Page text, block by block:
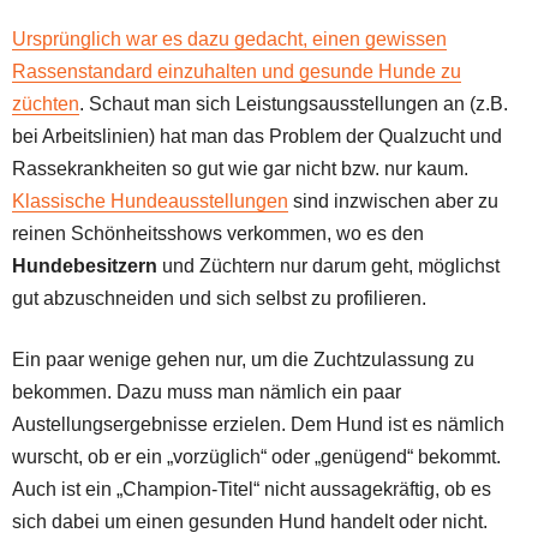
Ursprünglich war es dazu gedacht, einen gewissen
Rassenstandard einzuhalten und gesunde Hunde zu
züchten. Schaut man sich Leistungsausstellungen an (z.B.
bei Arbeitslinien) hat man das Problem der Qualzucht und
Rassekrankheiten so gut wie gar nicht bzw. nur kaum.
Klassische Hundeausstellungen sind inzwischen aber zu
reinen Schönheitsshows verkommen, wo es den
Hundebesitzern und Züchtern nur darum geht, möglichst
gut abzuschneiden und sich selbst zu profilieren.
Ein paar wenige gehen nur, um die Zuchtzulassung zu
bekommen. Dazu muss man nämlich ein paar
Austellungsergebnisse erzielen. Dem Hund ist es nämlich
wurscht, ob er ein „vorzüglich“ oder „genügend“ bekommt.
Auch ist ein „Champion-Titel“ nicht aussagekräftig, ob es
sich dabei um einen gesunden Hund handelt oder nicht.